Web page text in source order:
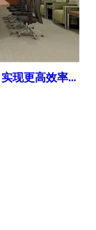
适用于大房间的更优 HEPA 空气净化器：实现更高效率的更优选择